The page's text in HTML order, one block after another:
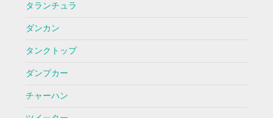
タランチュラ
ダンカン
タンクトップ
ダンプカー
チャーハン